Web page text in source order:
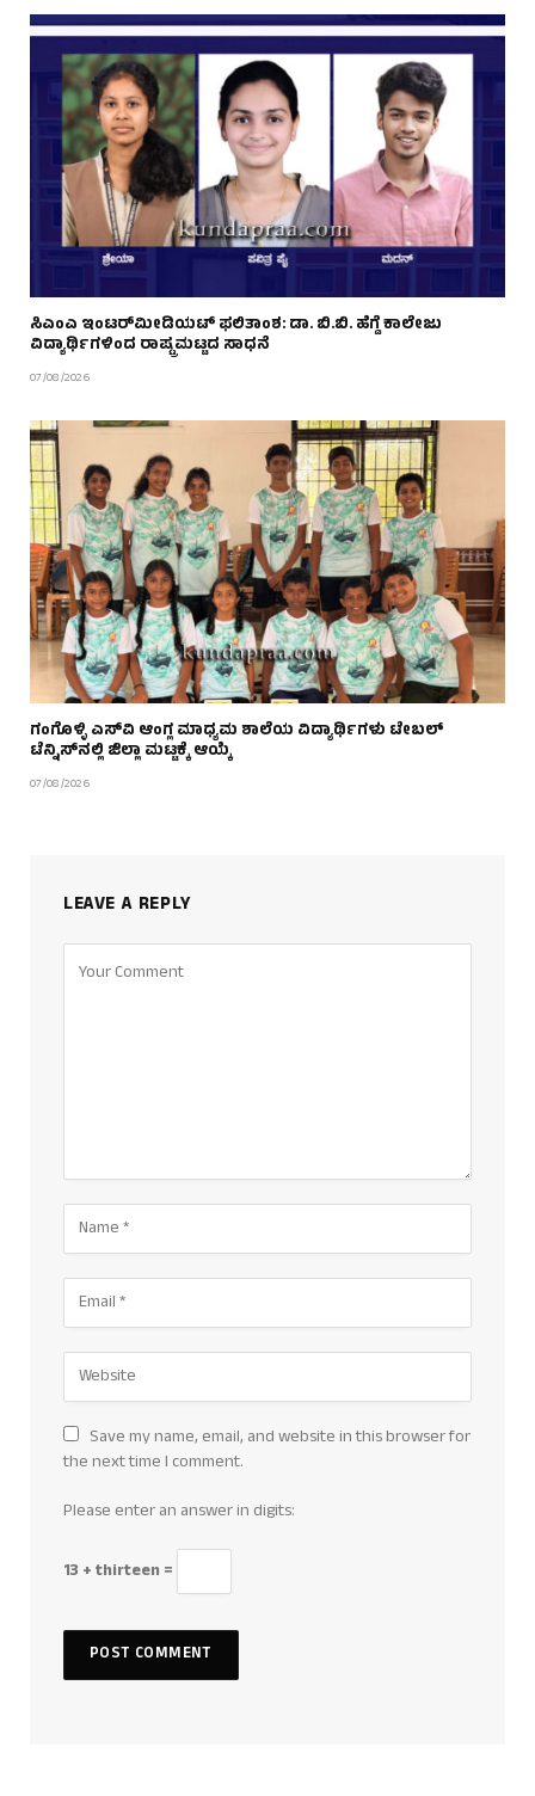
ಸಿಎಂಎ ಇಂಟರ್‌ಮೀಡಿಯಟ್ ಫಲಿತಾಂಶ: ಡಾ. ಬಿ.ಬಿ. ಹೆಗ್ಡೆ ಕಾಲೇಜು
ವಿದ್ಯಾರ್ಥಿಗಳಿಂದ ರಾಷ್ಟ್ರಮಟ್ಟದ ಸಾಧನೆ
07/08/2026
ಗಂಗೊಳ್ಳಿ ಎಸ್‌ವಿ ಆಂಗ್ಲ ಮಾಧ್ಯಮ ಶಾಲೆಯ ವಿದ್ಯಾರ್ಥಿಗಳು ಟೇಬಲ್‌
ಟೆನ್ನಿಸ್‌ನಲ್ಲಿ ಜಿಲ್ಲಾ ಮಟ್ಟಕ್ಕೆ ಆಯ್ಕೆ
07/08/2026
LEAVE A REPLY
Save my name, email, and website in this browser for
the next time I comment.
Please enter an answer in digits:
13 + thirteen =